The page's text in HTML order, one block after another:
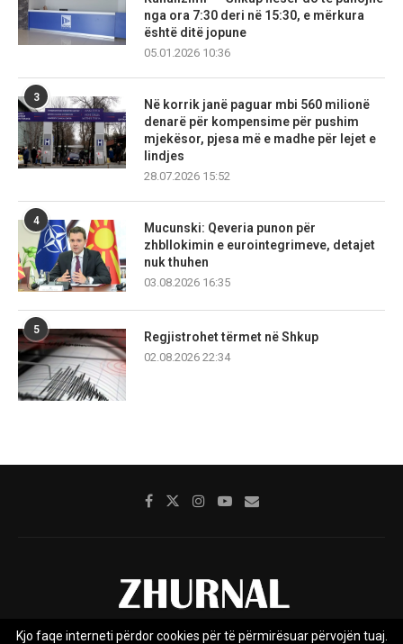
nga ora 7:30 deri në 15:30, e mërkura
është ditë jopune
05.01.2026 10:36
3
Në korrik janë paguar mbi 560 milionë
denarë për kompensime për pushim
mjekësor, pjesa më e madhe për lejet e
lindjes
28.07.2026 15:52
4
Mucunski: Qeveria punon për
zhbllokimin e eurointegrimeve, detajet
nuk thuhen
03.08.2026 16:35
5
Regjistrohet tërmet në Shkup
02.08.2026 22:34
Kjo faqe interneti përdor cookies për të përmirësuar përvojën tuaj.